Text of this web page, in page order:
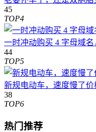
45
TOP4
一时冲动购买 4 字母域
44
TOP5
新规电动车，速度慢了价
38
TOP6
热门推荐